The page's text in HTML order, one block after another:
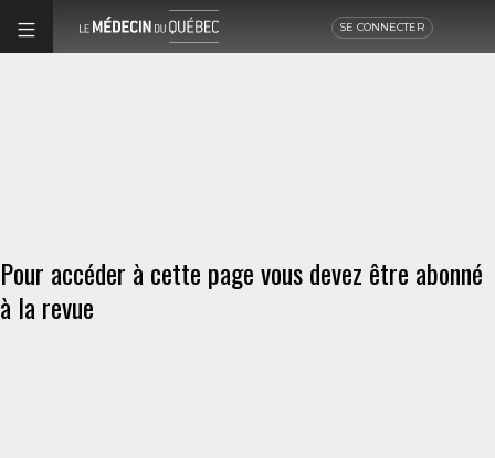
SE CONNECTER
Pour accéder à cette page vous devez être abonné
à la revue